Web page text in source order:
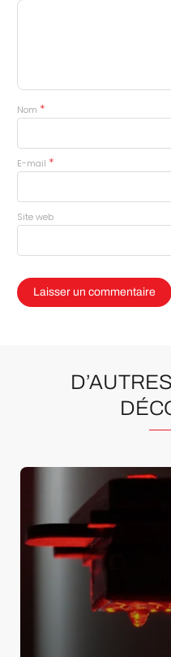
Nom *
E-mail *
Site web